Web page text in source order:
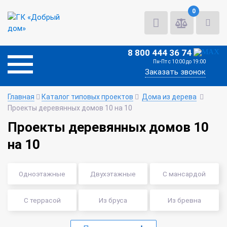
0
8 800 444 36 74
Пн-Пт с 10:00 до 19:00
Заказать звонок
Главная Каталог типовых проектов
Дома из дерева
Проекты деревянных домов 10 на 10
Проекты деревянных домов 10
на 10
Одноэтажные Двухэтажные C мансардой
С террасой Из бруса Из бревна